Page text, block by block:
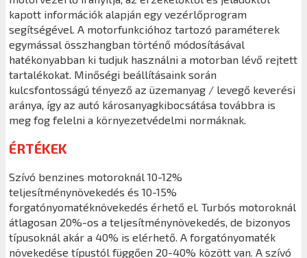
kapott információk alapján egy vezérlőprogram
segítségével. A motorfunkcióhoz tartozó paraméterek
egymással összhangban történő módosításával
hatékonyabban ki tudjuk használni a motorban lévő rejtett
tartalékokat. Minőségi beállításaink során
kulcsfontosságú tényező az üzemanyag / levegő keverési
aránya, így az autó károsanyagkibocsátása továbbra is
meg fog felelni a környezetvédelmi normáknak.
ÉRTÉKEK
Szívó benzines motoroknál 10-12%
teljesítménynövekedés és 10-15%
forgatónyomatéknövekedés érhető el. Turbós motoroknál
átlagosan 20%-os a teljesítménynövekedés, de bizonyos
típusoknál akár a 40% is elérhető. A forgatónyomaték
növekedése típustól függően 20-40% között van. A szívó